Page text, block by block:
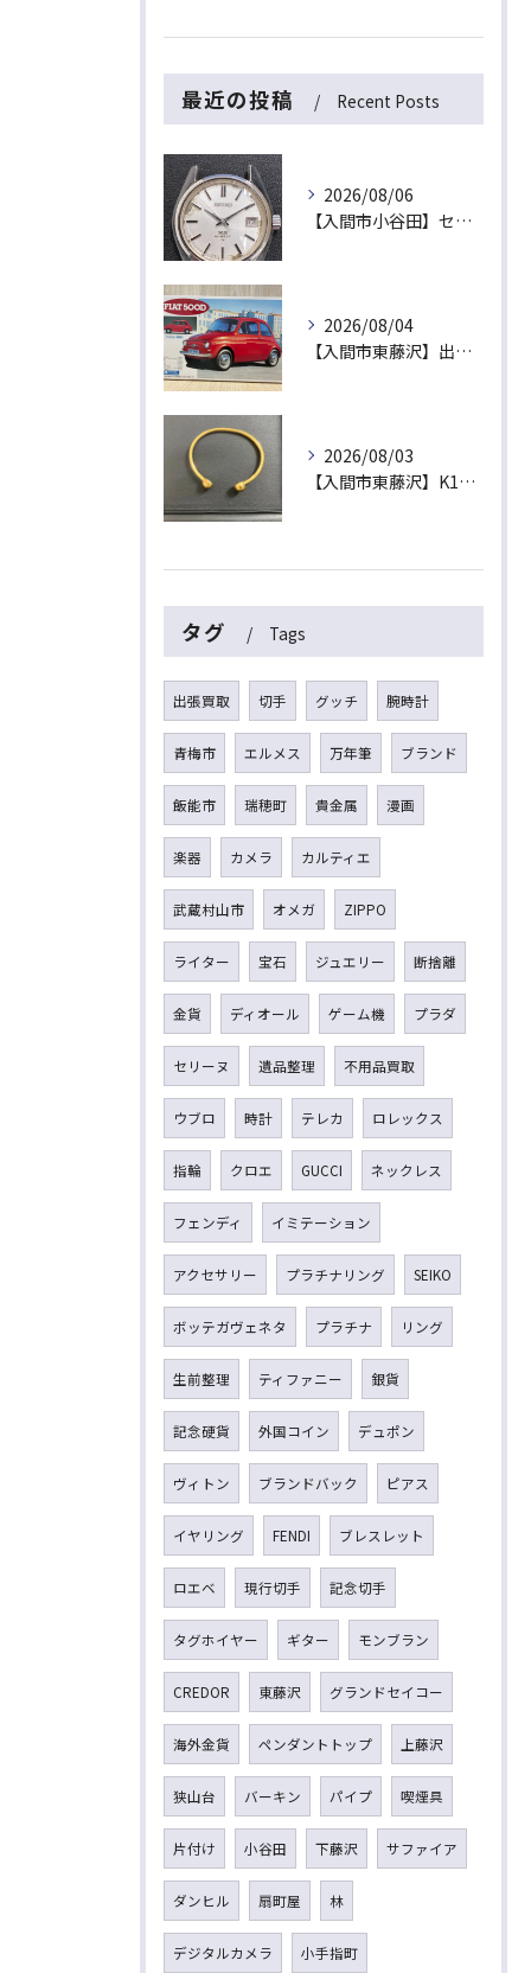
最近の投稿 Recent Posts
2026/08/06
【入間市小谷田】セイコーの名機「キングセイコー（45KS）」をお買取！ベルトなし・文字盤のシミ・不動品も高価買取いたします
2026/08/04
【入間市東藤沢】出張買取にて絶版プラモデル「フィアット500D」をお買取！暑い夏は涼しいご自宅で「無料出張買取」をご利用ください
2026/08/03
【入間市東藤沢】K18（18金）磁気ブレスレットをお買取！金相場高騰中の今、健康ジュエリーや古い金製品も高価買取いたします
タグ Tags
出張買取 切手 グッチ 腕時計
青梅市 エルメス 万年筆 ブランド
飯能市 瑞穂町 貴金属 漫画
楽器 カメラ カルティエ
武蔵村山市 オメガ ZIPPO
ライター 宝石 ジュエリー 断捨離
金貨 ディオール ゲーム機 プラダ
セリーヌ 遺品整理 不用品買取
ウブロ 時計 テレカ ロレックス
指輪 クロエ GUCCI ネックレス
フェンディ イミテーション
アクセサリー プラチナリング SEIKO
ボッテガヴェネタ プラチナ リング
生前整理 ティファニー 銀貨
記念硬貨 外国コイン デュポン
ヴィトン ブランドバック ピアス
イヤリング FENDI ブレスレット
ロエベ 現行切手 記念切手
タグホイヤー ギター モンブラン
CREDOR 東藤沢 グランドセイコー
海外金貨 ペンダントトップ 上藤沢
狭山台 バーキン パイプ 喫煙具
片付け 小谷田 下藤沢 サファイア
ダンヒル 扇町屋 林
デジタルカメラ 小手指町